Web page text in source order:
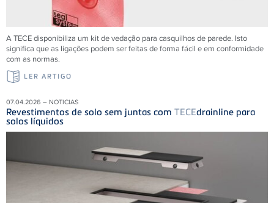
A TECE disponibiliza um kit de vedação para casquilhos de parede. Isto
significa que as ligações podem ser feitas de forma fácil e em conformidade
com as normas.
LER ARTIGO
07.04.2026 – NOTICIAS
Revestimentos de solo sem juntas com TECEdrainline para
solos líquidos